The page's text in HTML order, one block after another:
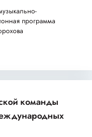
программа
команды